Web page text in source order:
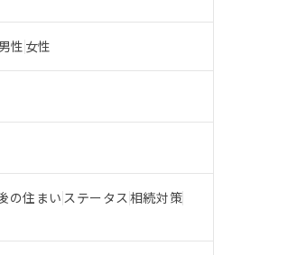
男性 女性
の住まい ステータス相続対策